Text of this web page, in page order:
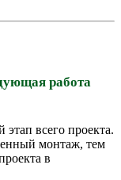
работа
всего проекта.
монтаж, тем
в